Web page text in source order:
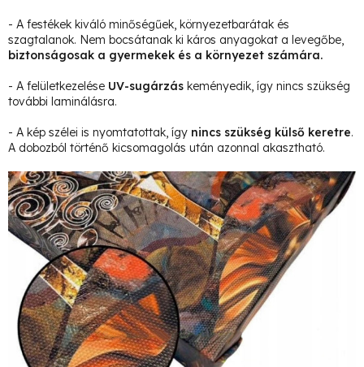
- A festékek kiváló minőségűek, környezetbarátak és
szagtalanok. Nem bocsátanak ki káros anyagokat a levegőbe,
biztonságosak a gyermekek és a környezet számára.
- A felületkezelése UV-sugárzás keményedik, így nincs szükség
további laminálásra.
- A kép szélei is nyomtatottak, így nincs szükség külső keretre.
A dobozból történő kicsomagolás után azonnal akasztható.